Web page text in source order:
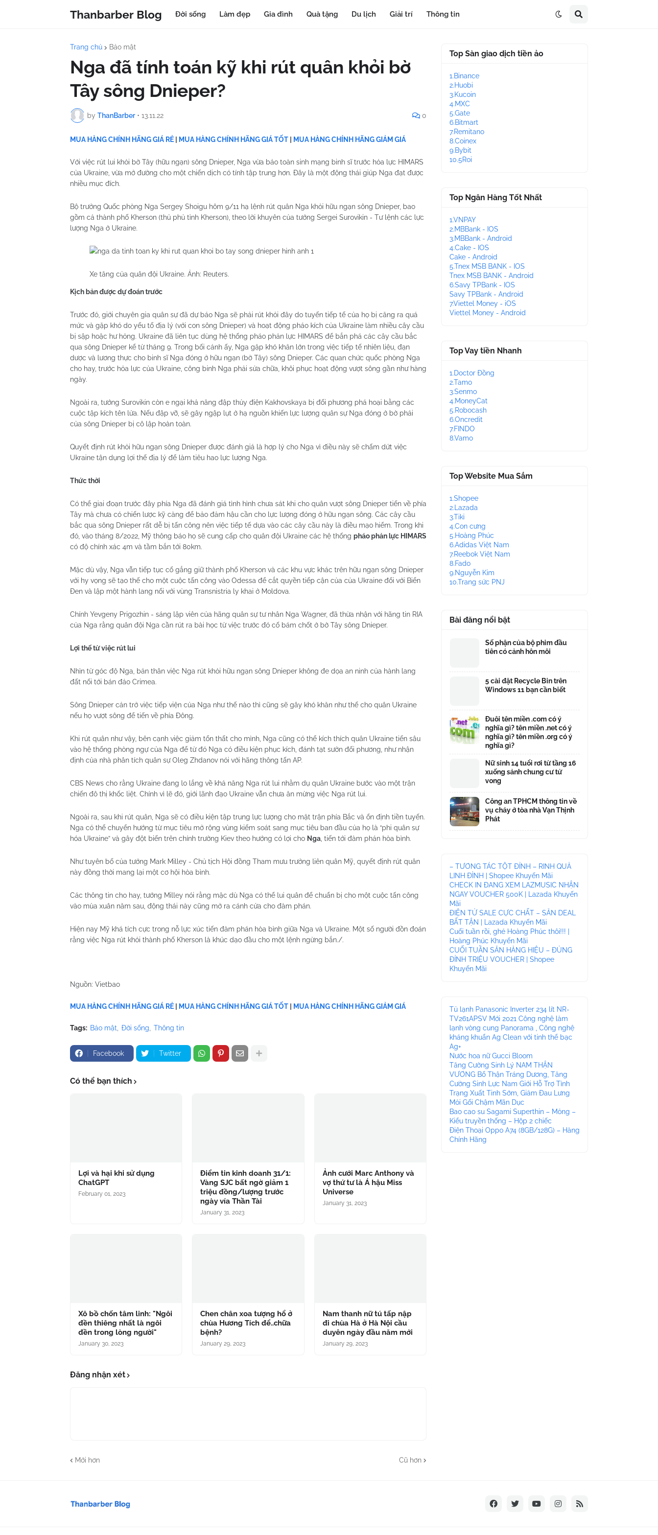
Thanbarber Blog Đời sống Làm đẹp Gia đình Quà tặng Du lịch Giải trí Thông tin
Trang chủ Bảo mật
Nga đã tính toán kỹ khi rút quân khỏi bờ
Tây sông Dnieper?
by ThanBarber • 13.11.22 0
MUA HÀNG CHÍNH HÃNG GIÁ RẺ MUA HÀNG CHÍNH HÃNG GIÁ TỐT MUA HÀNG CHÍNH HÃNG GIẢM GIÁ
Với việc rút lui khỏi bờ Tây (hữu ngạn) sông Dnieper, Nga vừa bảo toàn sinh mạng binh sĩ trước hỏa lực HIMARS
của Ukraine, vừa mở đường cho một chiến dịch có tính tập trung hơn. Đây là một động thái giúp Nga đạt được
nhiều mục đích.
Bộ trưởng Quốc phòng Nga Sergey Shoigu hôm 9/11 hạ lệnh rút quân Nga khỏi hữu ngạn sông Dnieper, bao
gồm cả thành phố Kherson (thủ phủ tỉnh Kherson), theo lời khuyên của tướng Sergei Surovikin - Tư lệnh các lực
lượng Nga ở Ukraine.
Xe tăng của quân đội Ukraine. Ảnh: Reuters.
Kịch bản được dự đoán trước
Trước đó, giới chuyên gia quân sự đã dự báo Nga sẽ phải rút khỏi đây do tuyến tiếp tế của họ bị căng ra quá
mức và gặp khó do yếu tố địa lý (với con sông Dnieper) và hoạt động pháo kích của Ukraine làm nhiều cây cầu
bị sập hoặc hư hỏng. Ukraine đã liên tục dùng hệ thống pháo phản lực HIMARS để bắn phá các cây cầu bắc
qua sông Dnieper kể từ tháng 9. Trong bối cảnh ấy, Nga gặp khó khăn lớn trong việc tiếp tế nhiên liệu, đạn
dược và lương thực cho binh sĩ Nga đóng ở hữu ngạn (bờ Tây) sông Dnieper. Các quan chức quốc phòng Nga
cho hay, trước hỏa lực của Ukraine, công binh Nga phải sửa chữa, khôi phục hoạt động vượt sông gần như hàng
ngày.
Ngoài ra, tướng Surovikin còn e ngại khả năng đập thủy điện Kakhovskaya bị đối phương phá hoại bằng các
cuộc tập kích tên lửa. Nếu đập vỡ, sẽ gây ngập lụt ở hạ nguồn khiến lực lượng quân sự Nga đóng ở bờ phải
của sông Dnieper bị cô lập hoàn toàn.
Quyết định rút khỏi hữu ngạn sông Dnieper được đánh giá là hợp lý cho Nga vì điều này sẽ chấm dứt việc
Ukraine tận dụng lợi thế địa lý để làm tiêu hao lực lượng Nga.
Thức thời
Có thể giai đoạn trước đây phía Nga đã đánh giá tình hình chưa sát khi cho quân vượt sông Dnieper tiến về phía
Tây mà chưa có chiến lược kỹ càng để bảo đảm hậu cần cho lực lượng đóng ở hữu ngạn sông. Các cây cầu
bắc qua sông Dnieper rất dễ bị tấn công nên việc tiếp tế dựa vào các cây cầu này là điều mạo hiểm. Trong khi
đó, vào tháng 8/2022, Mỹ thông báo họ sẽ cung cấp cho quân đội Ukraine các hệ thống pháo phản lực HIMARS
có độ chính xác 4m và tầm bắn tới 80km.
Mặc dù vậy, Nga vẫn tiếp tục cố gắng giữ thành phố Kherson và các khu vực khác trên hữu ngạn sông Dnieper
với hy vọng sẽ tạo thế cho một cuộc tấn công vào Odessa để cắt quyền tiếp cận của của Ukraine đối với Biển
Đen và lập một hành lang nối với vùng Transnistria ly khai ở Moldova.
Chính Yevgeny Prigozhin - sáng lập viên của hãng quân sự tư nhân Nga Wagner, đã thừa nhận với hãng tin RIA
của Nga rằng quân đội Nga cần rút ra bài học từ việc trước đó cố bám chốt ở bờ Tây sông Dnieper.
Lợi thế từ việc rút lui
Nhìn từ góc độ Nga, bản thân việc Nga rút khỏi hữu ngạn sông Dnieper không đe dọa an ninh của hành lang
đất nối tới bán đảo Crimea.
Sông Dnieper cản trở việc tiếp viện của Nga như thế nào thì cũng sẽ gây khó khăn như thế cho quân Ukraine
nếu họ vượt sông để tiến về phía Đông.
Khi rút quân như vậy, bên cạnh việc giảm tổn thất cho mình, Nga cũng có thể kích thích quân Ukraine tiến sâu
vào hệ thống phòng ngự của Nga để từ đó Nga có điều kiện phục kích, đánh tạt sườn đối phương, như nhận
định của nhà phân tích quân sự Oleg Zhdanov nói với hãng thông tấn AP.
CBS News cho rằng Ukraine đang lo lắng về khả năng Nga rút lui nhằm dụ quân Ukraine bước vào một trận
chiến đô thị khốc liệt. Chính vì lẽ đó, giới lãnh đạo Ukraine vẫn chưa ăn mừng việc Nga rút lui.
Ngoài ra, sau khi rút quân, Nga sẽ có điều kiện tập trung lực lượng cho mặt trận phía Bắc và ổn định tiền tuyến.
Nga có thể chuyển hướng từ mục tiêu mở rộng vùng kiểm soát sang mục tiêu ban đầu của họ là “phi quân sự
hóa Ukraine” và gây đột biến trên chính trường Kiev theo hướng có lợi cho Nga , tiến tới đàm phán hòa bình.
Như tuyên bố của tướng Mark Milley - Chủ tịch Hội đồng Tham mưu trưởng liên quân Mỹ, quyết định rút quân
này đồng thời mang lại một cơ hội hòa bình.
Các thông tin cho hay, tướng Milley nói rằng mặc dù Nga có thể lui quân để chuẩn bị cho một cuộc tấn công
vào mùa xuân năm sau, động thái này cũng mở ra cánh cửa cho đàm phán.
Hiện nay Mỹ khá tích cực trong nỗ lực xúc tiến đàm phán hòa bình giữa Nga và Ukraine. Một số người đồn đoán
rằng việc Nga rút khỏi thành phố Kherson là khúc dạo đầu cho một lệnh ngừng bắn./.
Nguồn: Vietbao
MUA HÀNG CHÍNH HÃNG GIÁ RẺ MUA HÀNG CHÍNH HÃNG GIÁ TỐT MUA HÀNG CHÍNH HÃNG GIẢM GIÁ
Tags: Bảo mật Đời sống Thông tin
Facebook Twitter
Có thể bạn thích
Lợi và hại khi sử dụng
ChatGPT
February 01, 2023
Điểm tin kinh doanh 31/1:
Vàng SJC bất ngờ giảm 1
triệu đồng/lượng trước
ngày vía Thần Tài
January 31, 2023
Ảnh cưới Marc Anthony và
vợ thứ tư là Á hậu Miss
Universe
January 31, 2023
Xô bồ chốn tâm linh: "Ngôi
đền thiêng nhất là ngôi
đền trong lòng người"
January 30, 2023
Chen chân xoa tượng hổ ở
chùa Hương Tích để..chữa
bệnh?
January 29, 2023
Nam thanh nữ tú tấp nập
đi chùa Hà ở Hà Nội cầu
duyên ngày đầu năm mới
January 29, 2023
Đăng nhận xét
Mới hơn Cũ hơn
Top Sàn giao dịch tiền ảo
1.Binance
2.Huobi
3.Kucoin
4.MXC
5.Gate
6.Bitmart
7.Remitano
8.Coinex
9.Bybit
10.5Roi
Top Ngân Hàng Tốt Nhất
1.VNPAY
2.MBBank - IOS
3.MBBank - Android
4.Cake - IOS
Cake - Android
5.Tnex MSB BANK - IOS
Tnex MSB BANK - Android
6.Savy TPBank - IOS
Savy TPBank - Android
7.Viettel Money - iOS
Viettel Money - Android
Top Vay tiền Nhanh
1.Doctor Đồng
2.Tamo
3.Senmo
4.MoneyCat
5.Robocash
6.Oncredit
7.FINDO
8.Vamo
Top Website Mua Sắm
1.Shopee
2.Lazada
3.Tiki
4.Con cưng
5.Hoàng Phúc
6.Adidas Việt Nam
7.Reebok Việt Nam
8.Fado
9.Nguyễn Kim
10.Trang sức PNJ
Bài đăng nổi bật
Số phận của bộ phim đầu
tiên có cảnh hôn môi
5 cài đặt Recycle Bin trên
Windows 11 bạn cần biết
Đuôi tên miền .com có ý
nghĩa gì? tên miền .net có ý
nghĩa gì? tên miền .org có ý
nghĩa gì?
Nữ sinh 14 tuổi rơi từ tầng 16
xuống sảnh chung cư tử
vong
Công an TPHCM thông tin về
vụ cháy ở tòa nhà Vạn Thịnh
Phát
– TƯƠNG TÁC TỘT ĐỈNH – RINH QUÀ
LINH ĐÌNH | Shopee Khuyến Mãi
CHECK IN ĐANG XEM LAZMUSIC NHẬN
NGAY VOUCHER 500K | Lazada Khuyến
Mãi
ĐIỆN TỬ SALE CỰC CHẤT – SĂN DEAL
BẤT TẬN | Lazada Khuyến Mãi
Cuối tuần rồi, ghé Hoàng Phúc thôi!!! |
Hoàng Phúc Khuyến Mãi
CUỐI TUẦN SĂN HÀNG HIỆU – ĐỦNG
ĐỈNH TRIỆU VOUCHER | Shopee
Khuyến Mãi
Tủ lạnh Panasonic Inverter 234 lít NR-
TV261APSV Mới 2021 Công nghệ làm
lạnh vòng cung Panorama , Công nghệ
kháng khuẩn Ag Clean với tinh thể bạc
Ag+
Nước hoa nữ Gucci Bloom
Tăng Cường Sinh Lý NAM THẬN
VƯƠNG Bổ Thận Tráng Dương, Tăng
Cường Sinh Lực Nam Giới Hỗ Trợ Tình
Trạng Xuất Tinh Sớm, Giảm Đau Lưng
Mỏi Gối Chậm Mãn Dục
Bao cao su Sagami Superthin – Mỏng –
Kiểu truyền thống – Hộp 2 chiếc
Điện Thoại Oppo A74 (8GB/128G) – Hàng
Chính Hãng